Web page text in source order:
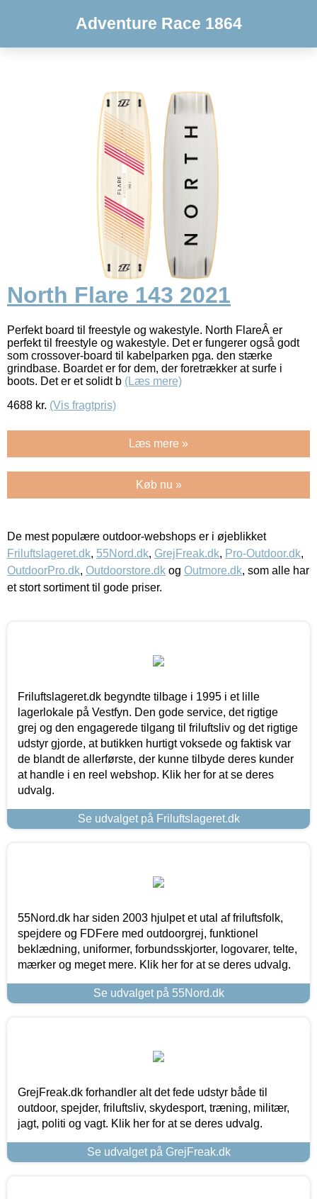
Adventure Race 1864
North Flare 143 2021
Perfekt board til freestyle og wakestyle. North FlareÂ er
perfekt til freestyle og wakestyle. Det er fungerer også godt
som crossover-board til kabelparken pga. den stærke
grindbase. Boardet er for dem, der foretrækker at surfe i
boots. Det er et solidt b (Læs mere)
4688 kr. (Vis fragtpris)
Læs mere »
Køb nu »
De mest populære outdoor-webshops er i øjeblikket
Friluftslageret.dk, 55Nord.dk, GrejFreak.dk, Pro-Outdoor.dk,
OutdoorPro.dk, Outdoorstore.dk og Outmore.dk, som alle har
et stort sortiment til gode priser.
Friluftslageret.dk begyndte tilbage i 1995 i et lille
lagerlokale på Vestfyn. Den gode service, det rigtige
grej og den engagerede tilgang til friluftsliv og det rigtige
udstyr gjorde, at butikken hurtigt voksede og faktisk var
de blandt de allerførste, der kunne tilbyde deres kunder
at handle i en reel webshop. Klik her for at se deres
udvalg.
Se udvalget på Friluftslageret.dk
55Nord.dk har siden 2003 hjulpet et utal af friluftsfolk,
spejdere og FDFere med outdoorgrej, funktionel
beklædning, uniformer, forbundsskjorter, logovarer, telte,
mærker og meget mere. Klik her for at se deres udvalg.
Se udvalget på 55Nord.dk
GrejFreak.dk forhandler alt det fede udstyr både til
outdoor, spejder, friluftsliv, skydesport, træning, militær,
jagt, politi og vagt. Klik her for at se deres udvalg.
Se udvalget på GrejFreak.dk